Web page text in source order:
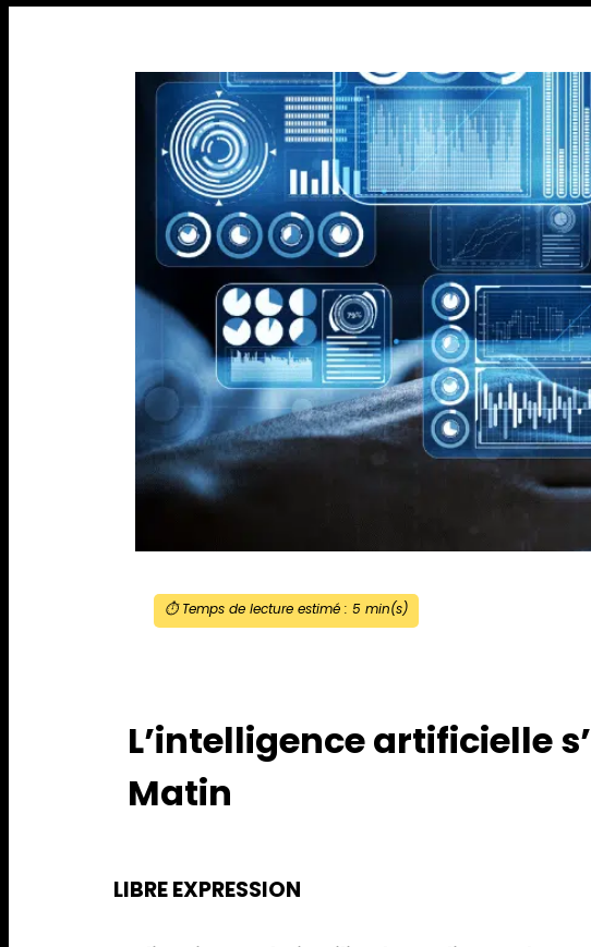
⏱️ Temps de lecture estimé : 5min(s)
L’intelligence artificielle
Matin
LIBRE EXPRESSION